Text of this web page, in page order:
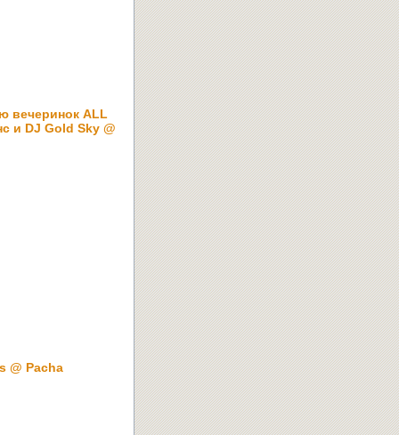
вечеринок ALL
и DJ Gold Sky @
@ Pacha